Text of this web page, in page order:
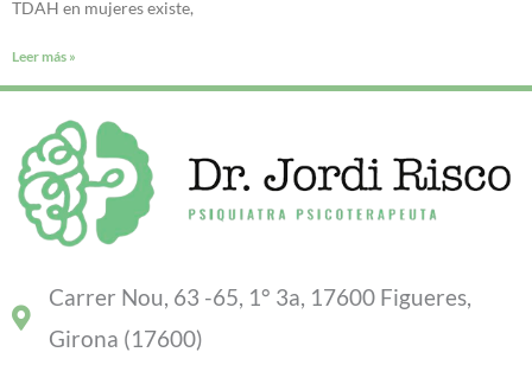
TDAH en mujeres existe,
Leer más »
Carrer Nou, 63 -65, 1° 3a, 17600 Figueres,
Girona (17600)